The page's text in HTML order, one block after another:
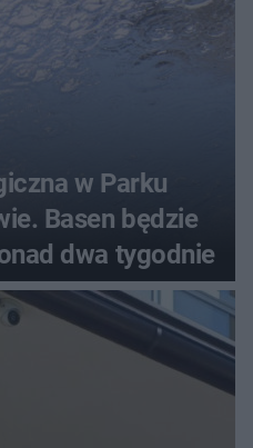
w Parku
Basen będzie
dwa tygodnie